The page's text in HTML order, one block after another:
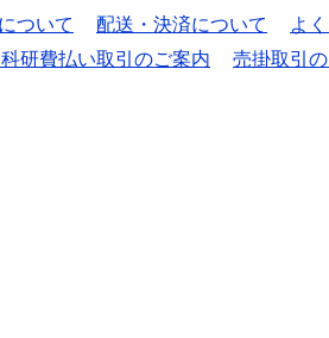
ついて 配送・決済について
よ
研費払い取引のご案内 売掛取引